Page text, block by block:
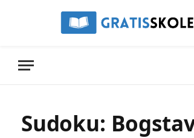
Sudoku: